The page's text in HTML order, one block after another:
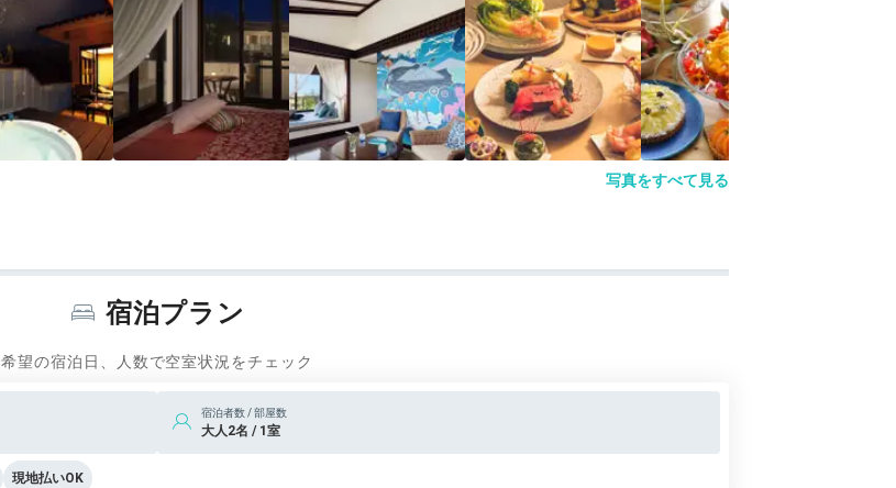
写真をすべて見る
宿泊プラン
希望の宿泊日、人数で空室状況をチェック
宿泊者数 / 部屋数
大人2名 / 1室
現地払いOK